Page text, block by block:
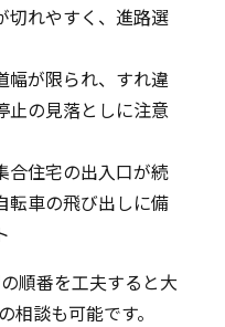
切れやすく、進路選
幅が限られ、すれ違
止の見落としに注意
合住宅の出入口が続
転車の飛び出しに備
順番を工夫すると大
相談も可能です。